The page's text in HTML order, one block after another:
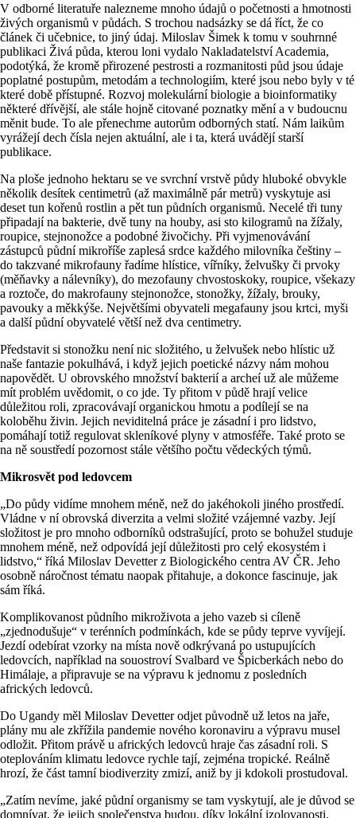
V odborné literatuře nalezneme mnoho údajů o početnosti a hmotnosti
živých organismů v půdách. S trochou nadsázky se dá říct, že co
článek či učebnice, to jiný údaj. Miloslav Šimek k tomu v souhrnné
publikaci Živá půda, kterou loni vydalo Nakladatelství Academia,
podotýká, že kromě přirozené pestrosti a rozmanitosti půd jsou údaje
poplatné postupům, metodám a technologiím, které jsou nebo byly v té
které době přístupné. Rozvoj molekulární biologie a bioinformatiky
některé dřívější, ale stále hojně citované poznatky mění a v budoucnu
měnit bude. To ale přenechme autorům odborných statí. Nám laikům
vyrážejí dech čísla nejen aktuální, ale i ta, která uvádějí starší
publikace.
Na ploše jednoho hektaru se ve svrchní vrstvě půdy hluboké obvykle
několik desítek centimetrů (až maximálně pár metrů) vyskytuje asi
deset tun kořenů rostlin a pět tun půdních organismů. Necelé tři tuny
připadají na bakterie, dvě tuny na houby, asi sto kilogramů na žížaly,
roupice, stejnonožce a podobné živočichy. Při vyjmenovávání
zástupců půdní mikroříše zaplesá srdce každého milovníka češtiny –
do takzvané mikrofauny řadíme hlístice, vířníky, želvušky či prvoky
(měňavky a nálevníky), do mezofauny chvostoskoky, roupice, všekazy
a roztoče, do makrofauny stejnonožce, stonožky, žížaly, brouky,
pavouky a měkkýše. Největšími obyvateli megafauny jsou krtci, myši
a další půdní obyvatelé větší než dva centimetry.
Představit si stonožku není nic složitého, u želvušek nebo hlístic už
naše fantazie pokulhává, i když jejich poetické názvy nám mohou
napovědět. U obrovského množství bakterií a archeí už ale můžeme
mít problém uvědomit, o co jde. Ty přitom v půdě hrají velice
důležitou roli, zpracovávají organickou hmotu a podílejí se na
koloběhu živin. Jejich neviditelná práce je zásadní i pro lidstvo,
pomáhají totiž regulovat skleníkové plyny v atmosféře. Také proto se
na ně soustředí pozornost stále většího počtu vědeckých týmů.
Mikrosvět pod ledovcem
„Do půdy vidíme mnohem méně, než do jakéhokoli jiného prostředí.
Vládne v ní obrovská diverzita a velmi složité vzájemné vazby. Její
složitost je pro mnoho odborníků odstrašující, proto se bohužel studuje
mnohem méně, než odpovídá její důležitosti pro celý ekosystém i
lidstvo,“ říká Miloslav Devetter z Biologického centra AV ČR. Jeho
osobně náročnost tématu naopak přitahuje, a dokonce fascinuje, jak
sám říká.
Komplikovanost půdního mikroživota a jeho vazeb si cíleně
„zjednodušuje“ v terénních podmínkách, kde se půdy teprve vyvíjejí.
Jezdí odebírat vzorky na místa nově odkrývaná po ustupujících
ledovcích, například na souostroví Svalbard ve Špicberkách nebo do
Himálaje, a připravuje se na výpravu k jednomu z posledních
afrických ledovců.
Do Ugandy měl Miloslav Devetter odjet původně už letos na jaře,
plány mu ale zkřížila pandemie nového koronaviru a výpravu musel
odložit. Přitom právě u afrických ledovců hraje čas zásadní roli. S
oteplováním klimatu ledovce rychle tají, zejména tropické. Reálně
hrozí, že část tamní biodiverzity zmizí, aniž by ji kdokoli prostudoval.
„Zatím nevíme, jaké půdní organismy se tam vyskytují, ale je důvod se
domnívat, že jejich společenstva budou, díky lokální izolovanosti,